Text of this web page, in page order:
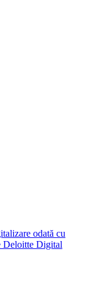
odată cu
Deloitte Digital